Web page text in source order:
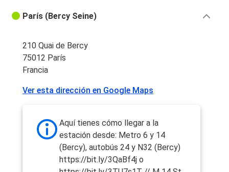
París (Bercy Seine)
210 Quai de Bercy
75012 París
Francia
Ver esta dirección en Google Maps
Aquí tienes cómo llegar a la
estación desde: Metro 6 y 14
(Bercy), autobús 24 y N32 (Bercy)
https://bit.ly/3QaBf4j o